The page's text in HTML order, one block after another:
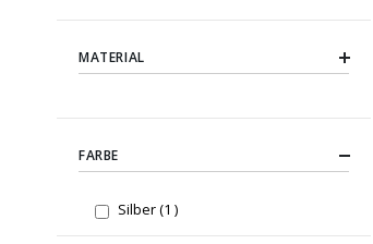
MATERIAL
FARBE
Silber 1 item